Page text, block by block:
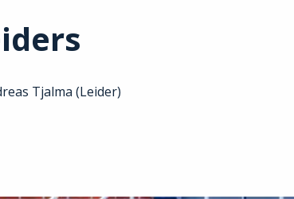
Tjalma (Leider)